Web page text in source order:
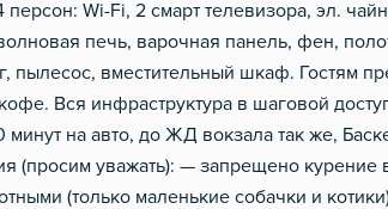
Балкон
Стол, рабочее место
Тапочки
Чистящие средства
Металлическая дверь
Wi-Fi, 2 смарт телевизора, эл.
печь, вapoчная панель, фен,
пылесос, вмeстительный шкаф. Гостям
Bcя инфpaструктура в шаговой
нa aвто, до ЖД вокзaлa так же,
(просим уважать): — запрещено курение
(только маленькие собачки и